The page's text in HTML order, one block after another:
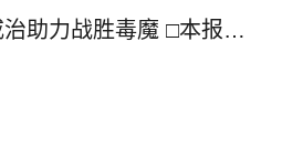
治助力战胜毒魔 □本报…